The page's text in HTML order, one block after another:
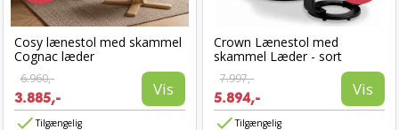
Cosy lænestol med skammel
Cognac læder
6.960,-
3.885,- Vis
Tilgængelig
Crown Lænestol med
skammel Læder - sort
7.997,-
5.894,- Vis
Tilgængelig